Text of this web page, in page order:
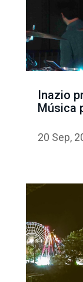
Inazio
Música
20 Sep,